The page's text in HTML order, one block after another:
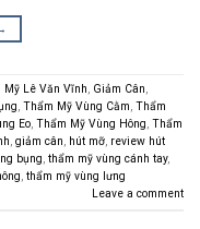
Mỹ Lê Văn Vĩnh, Giảm Cân,
, Thẩm Mỹ Vùng Cằm, Thẩm
Eo, Thẩm Mỹ Vùng Hông, Thẩm
, giảm cân, hút mỡ, review hút
bụng, thẩm mỹ vùng cánh tay,
, thẩm mỹ vùng lưng
Leave a comment